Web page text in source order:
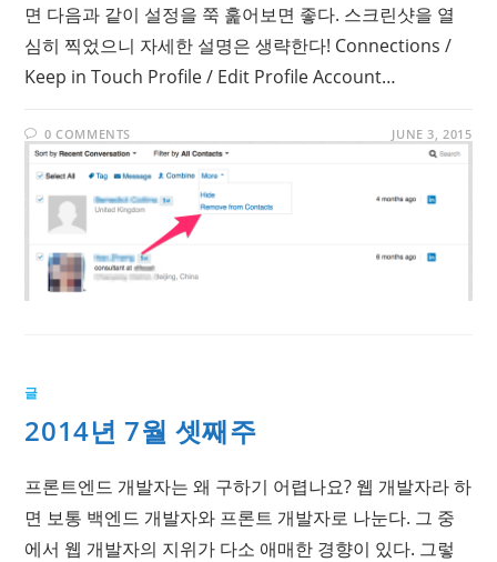
면 다음과 같이 설정을 쭉 훑어보면 좋다. 스크린샷을 열
심히 찍었으니 자세한 설명은 생략한다! Connections /
Keep in Touch Profile / Edit Profile Account…
0 COMMENTS JUNE 3, 2015
글
2014년 7월 셋째주
프론트엔드 개발자는 왜 구하기 어렵나요? 웹 개발자라 하
면 보통 백엔드 개발자와 프론트 개발자로 나눈다. 그 중
에서 웹 개발자의 지위가 다소 애매한 경향이 있다. 그렇